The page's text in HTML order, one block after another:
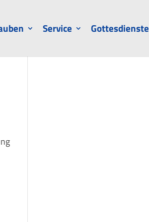
Service Gottesdienste